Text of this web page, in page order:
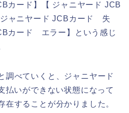
カード】【 ジャニヤード JCB
ャニヤード JCBカード 失
カード エラー】という感じ
調べていくと、ジャニヤード
払いができない状態になって
在することが分かりました。